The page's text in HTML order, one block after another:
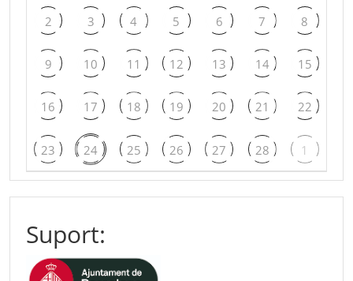
2 3 4 5 6 7 8
9 10 11 12 13 14 15
16 17 18 19 20 21 22
23 24 25 26 27 28 1
Suport: